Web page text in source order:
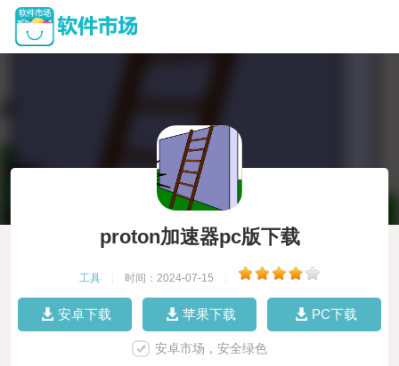
proton加速器pc版下载
工具 时间：2024-07-15
安卓下载 苹果下载 PC下载
安卓市场，安全绿色